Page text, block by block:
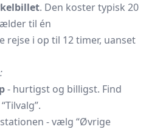
. Den koster typisk 20
til én
rejse i op til 12 timer, uanset
- hurtigst og billigst. Find
- vælg “Øvrige